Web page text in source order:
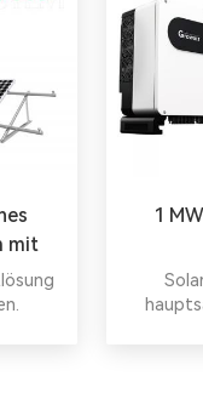
mit
1